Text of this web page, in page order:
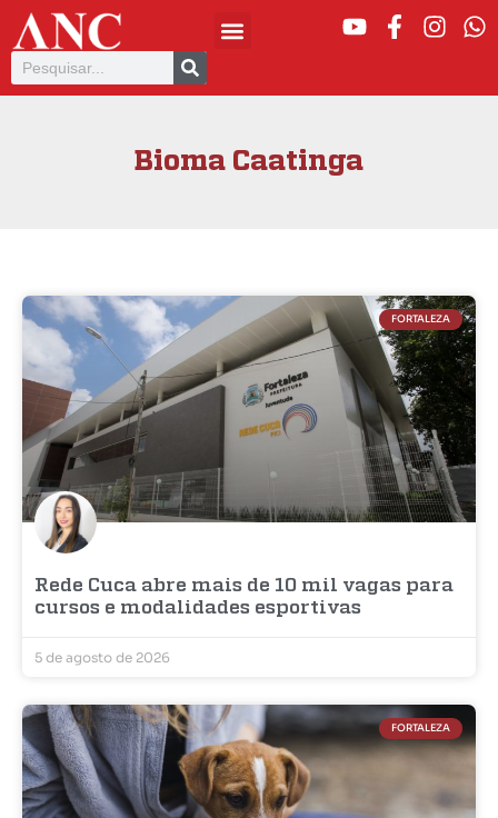
Bioma Caatinga
FORTALEZA
Rede Cuca abre mais de 10 mil vagas para
cursos e modalidades esportivas
5 de agosto de 2026
FORTALEZA